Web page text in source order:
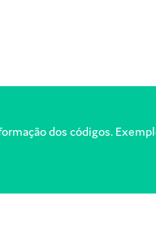
dos códigos.